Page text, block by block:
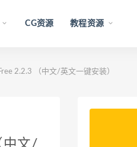
CG资源 教程资源
2.2.3 （中文/英文一键安装）
中文/